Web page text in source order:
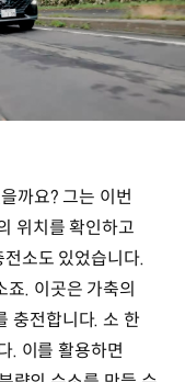
까요? 그는 이번
위치를 확인하고
소도 있었습니다.
. 이곳은 가축의
충전합니다. 소 한
. 이를 활용하면